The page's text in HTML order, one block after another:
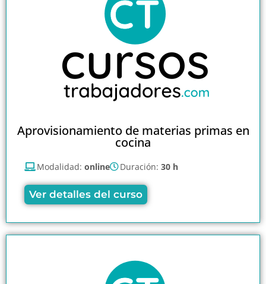
Aprovisionamiento de materias primas en
cocina
Modalidad: online Duración: 30 h
Ver detalles del curso